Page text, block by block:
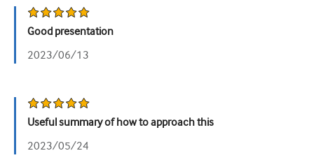
Good presentation
2023/06/13
Useful summary of how to approach this
2023/05/24